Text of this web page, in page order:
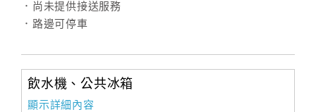
宣
傳
．尚未提供接送服務
．路邊可停車
飲水機、公共冰箱
顯示詳細內容